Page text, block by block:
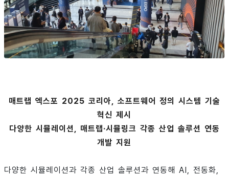
매트랩 엑스포 2025 코리아, 소프트웨어 정의 시스템 기술
혁신 제시
다양한 시뮬레이션, 매트랩·시뮬링크 각종 산업 솔루션 연동
개발 지원
다양한 시뮬레이션과 각종 산업 솔루션과 연동해 AI, 전동화,